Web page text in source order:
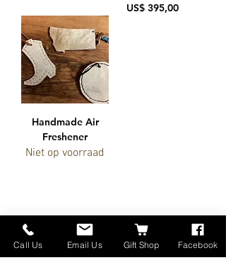
Prijs
US$ 395,00
Handmade Air
Freshener
Niet op voorraad
Call Us Email Us Gift Shop Facebook